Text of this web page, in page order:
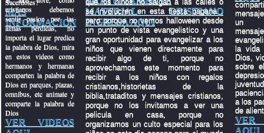
MAS
INFORMACION
cristianos debemos
sentir pasion por las
almas perdidas, no
importa el lugar predica
la palabra de Dios, mira
en estos videos como
hermanos y hermanas
comparten la palabra de
Dios en parques, plazas,
omnibus, etc animate y
comparte la palabra de
Dios
VER VIDEOS
MATERIAL CRISTIANO
INGRESA AQUI
se involucren en esta fiesta pagana ,
pero porque no vemos halloween desde
un punto de vista evangelistico y una
gran oportunidad para evangelizar a los
niños que vienen directamente para
recibir algo de ti, porque no
aprovechamos este momento para
recibir a los niños con regalos
cristianos,historietas de la
biblia,trataditos y mensajes cristianos,
porque no los invitamos a ver una
pelicula en casa, porque no
organizamos un culto especial para los
un
mensaje
la
Dios,
sobre
a los
de
VER
AQUI